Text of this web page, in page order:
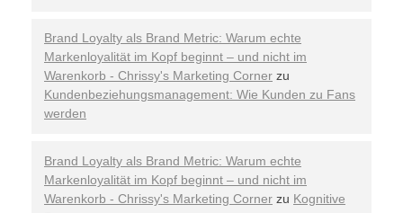
Brand Loyalty als Brand Metric: Warum echte
Markenloyalität im Kopf beginnt – und nicht im
Warenkorb - Chrissy's Marketing Corner zu
Kundenbeziehungsmanagement: Wie Kunden zu Fans
werden
Brand Loyalty als Brand Metric: Warum echte
Markenloyalität im Kopf beginnt – und nicht im
Warenkorb - Chrissy's Marketing Corner zu Kognitive